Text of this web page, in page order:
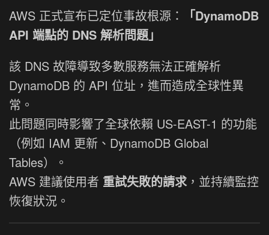
AWS 正式宣布已定位事故根源：
「DynamoDB
API 端點的 DNS 解析問題」
該 DNS 故障導致多數服務無法正確解析
DynamoDB 的 API 位址，進而造成全球性異
常。
此問題同時影響了全球依賴 US-EAST-1 的功能
（例如 IAM 更新、DynamoDB Global
Tables）。
AWS 建議使用者 重試失敗的請求 ，並持續監控
恢復狀況。